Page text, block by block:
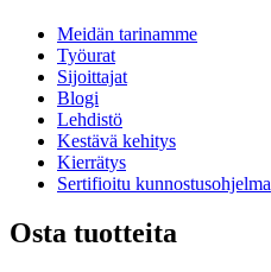
Meidän tarinamme
Työurat
Sijoittajat
Blogi
Lehdistö
Kestävä kehitys
Kierrätys
Sertifioitu kunnostusohjelma
Osta tuotteita